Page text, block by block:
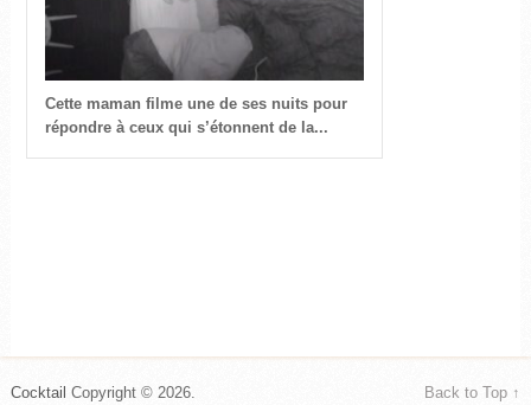
Cette maman filme une de ses nuits pour
répondre à ceux qui s’étonnent de la...
Cocktail Copyright © 2026. Back to Top ↑